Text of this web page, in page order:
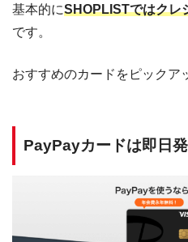
基本的にSHOPLISTではクレ
です。
おすすめのカードをピックア
PayPayカードは即日